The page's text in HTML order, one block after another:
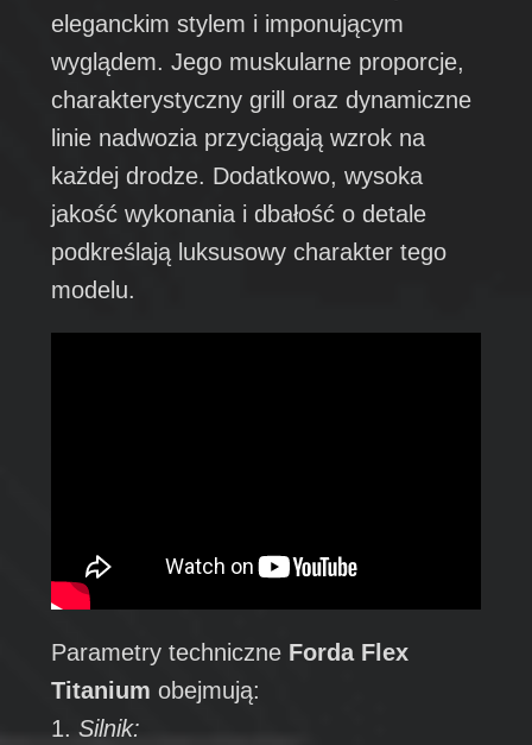
eleganckim stylem i imponującym
wyglądem. Jego muskularne proporcje,
charakterystyczny grill oraz dynamiczne
linie nadwozia przyciągają wzrok na
każdej drodze. Dodatkowo, wysoka
jakość wykonania i dbałość o detale
podkreślają luksusowy charakter tego
modelu.
Parametry techniczne Forda Flex
Titanium obejmują:
1.Silnik: